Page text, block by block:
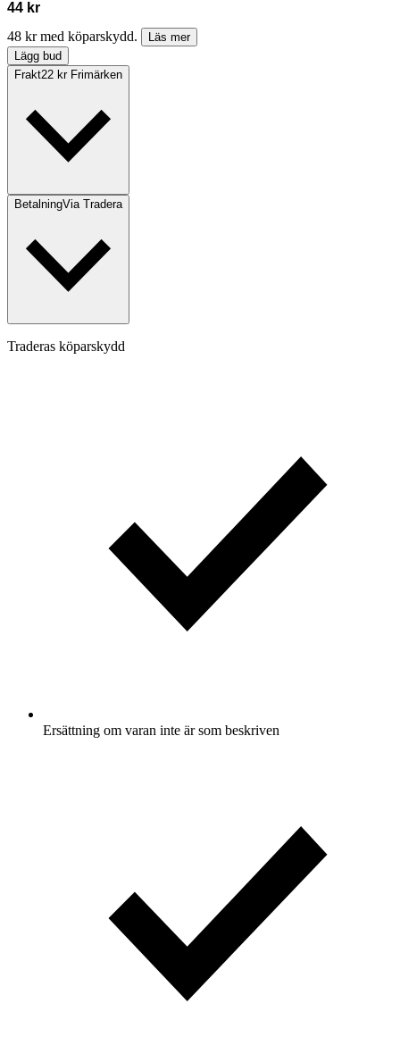
44 kr
48 kr med köparskydd.
Läs mer
Lägg bud
Frakt22 kr Frimärken
BetalningVia Tradera
Traderas köparskydd
Ersättning om varan inte är som beskriven